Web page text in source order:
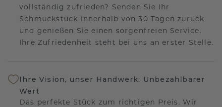
vollständig zufrieden? Senden Sie Ihr
Schmuckstück innerhalb von 30 Tagen zurück
und genießen Sie einen sorgenfreien Service.
Ihre Zufriedenheit steht bei uns an erster Stelle.
Ihre Vision, unser Handwerk: Unbezahlbarer
Wert
Das perfekte Stück zum richtigen Preis. Wir